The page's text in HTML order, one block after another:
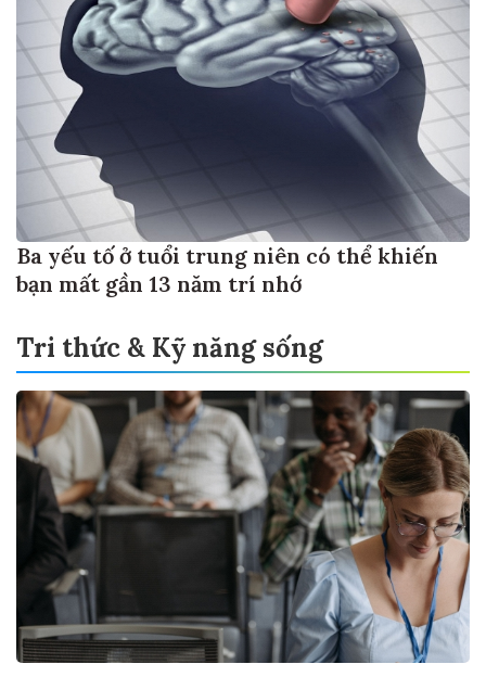
Ba yếu tố ở tuổi trung niên có thể khiến
bạn mất gần 13 năm trí nhớ
Tri thức & Kỹ năng sống